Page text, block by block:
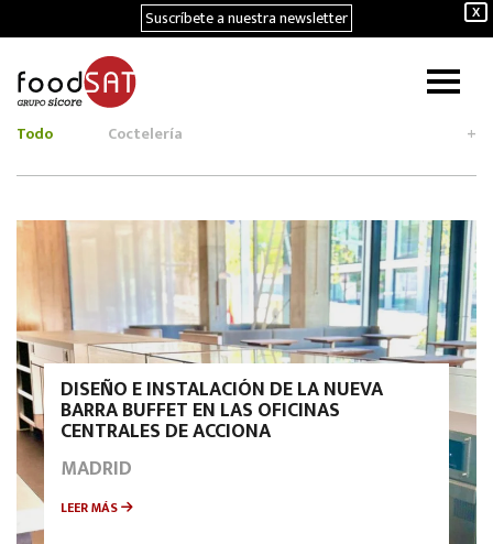
X
Suscríbete a nuestra newsletter
Todo Coctelería +
DISEÑO E INSTALACIÓN DE LA NUEVA
BARRA BUFFET EN LAS OFICINAS
CENTRALES DE ACCIONA
MADRID
LEER MÁS